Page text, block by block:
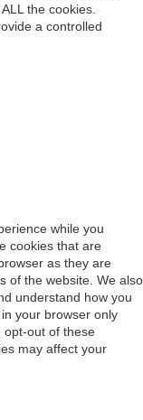
the cookies.
a controlled
while you
cookies that are
as they are
of the website. We also
understand how you
your browser only
opt-out of these
may affect your